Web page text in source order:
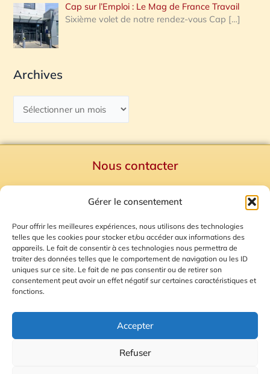
Gérer le consentement
Pour offrir les meilleures expériences, nous utilisons des technologies
telles que les cookies pour stocker et/ou accéder aux informations des
appareils. Le fait de consentir à ces technologies nous permettra de
traiter des données telles que le comportement de navigation ou les ID
uniques sur ce site. Le fait de ne pas consentir ou de retirer son
consentement peut avoir un effet négatif sur certaines caractéristiques et
fonctions.
Accepter
Refuser
Cap sur l’Emploi : Le Mag de France Travail
Sixième volet de notre rendez-vous Cap […]
Archives
Nous contacter
Mentions Légales
Plan du site
Gestion des Cookies